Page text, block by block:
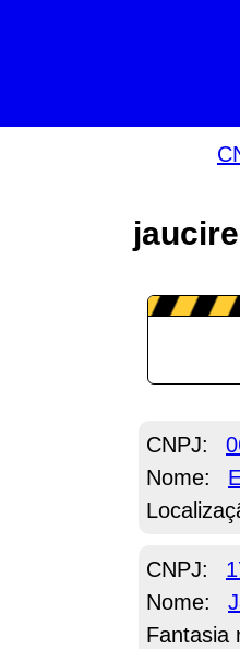
CNPJ:
Nome:
CNPJ:
Nome:
Fantasia